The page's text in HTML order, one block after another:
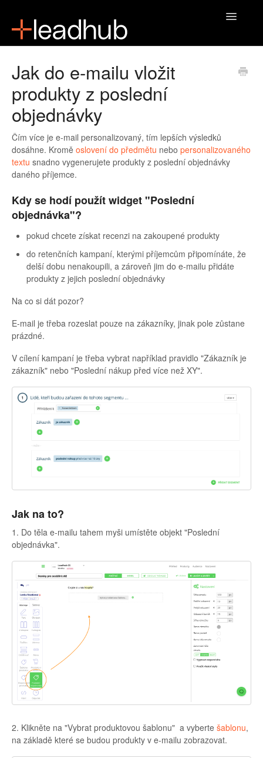
Toggle
Jak do e-mailu vložit
produkty z poslední
objednávky
Čím více je e-mail personalizovaný, tím lepších výsledků
dosáhne. Kromě oslovení do předmětu nebo personalizovaného
textu snadno vygenerujete produkty z poslední objednávky
daného příjemce.
Kdy se hodí použít widget "Poslední
objednávka"?
pokud chcete získat recenzi na zakoupené produkty
do retenčních kampaní, kterými příjemcům připomínáte, že
delší dobu nenakoupili, a zároveň jim do e-mailu přidáte
produkty z jejich poslední objednávky
Na co si dát pozor?
E-mail je třeba rozeslat pouze na zákazníky, jinak pole zůstane
prázdné.
V cílení kampaní je třeba vybrat například pravidlo "Zákazník je
zákazník" nebo "Poslední nákup před více než XY".
Jak na to?
1. Do těla e-mailu tahem myši umístěte objekt "Poslední
objednávka".
2. Klikněte na "Vybrat produktovou šablonu" a vyberte šablonu,
na základě které se budou produkty v e-mailu zobrazovat.